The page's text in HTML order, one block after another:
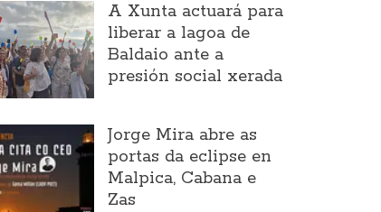
A Xunta actuará para
liberar a lagoa de
Baldaio ante a
presión social xerada
Jorge Mira abre as
portas da eclipse en
Malpica, Cabana e
Zas